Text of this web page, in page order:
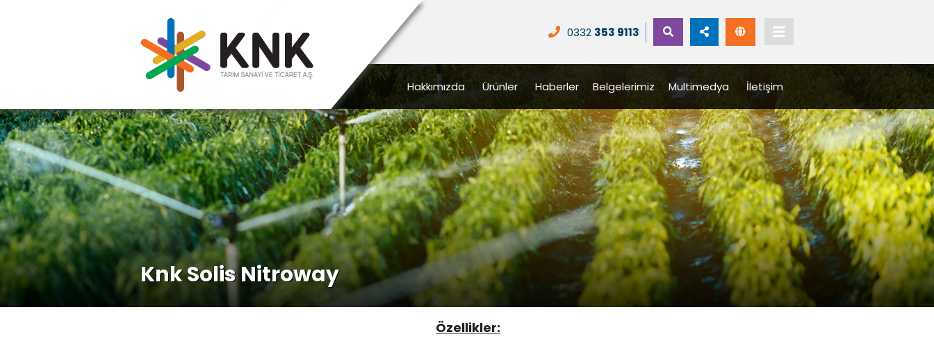
0332 353 9113
Hakkımızda Ürünler Haberler Belgelerimiz Multimedya İletişim
Knk Solis Nitroway
Özellikler: